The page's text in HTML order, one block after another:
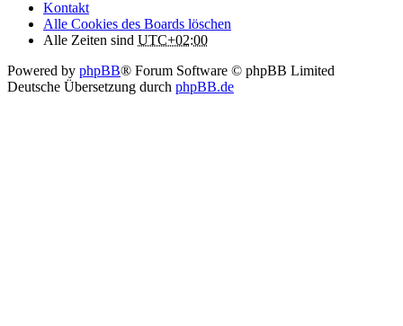
Kontakt
Alle Cookies des Boards löschen
Alle Zeiten sind UTC+02:00
Powered by phpBB® Forum Software © phpBB Limited
Deutsche Übersetzung durch phpBB.de